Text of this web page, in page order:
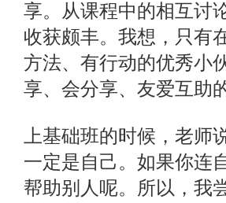
享。从课程中的相互讨
收获颇丰。我想，只有
方法、有行动的优秀小
享、会分享、友爱互助
上基础班的时候，老
一定是自己。如果你连
帮助别人呢。所以，我